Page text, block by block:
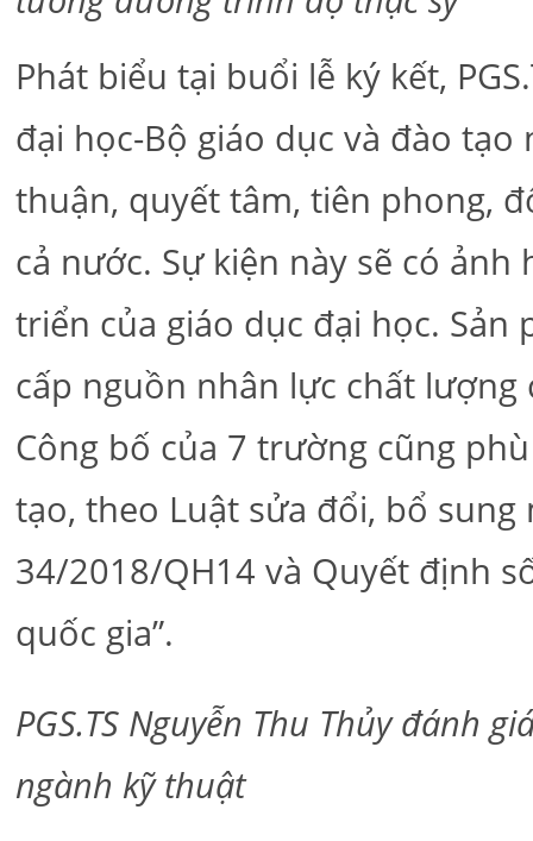
Phát biểu tại buổi lễ ký kết,
đại học-Bộ giáo dục và đào
thuận, quyết tâm, tiên phong,
cả nước. Sự kiện này sẽ có
triển của giáo dục đại học. Sản
cấp nguồn nhân lực chất
Công bố của 7 trường cũng
tạo, theo Luật sửa đổi, bổ
34/2018/QH14 và Quyết định
quốc gia”.
PGS.TS Nguyễn Thu Thủy đánh
ngành kỹ thuật